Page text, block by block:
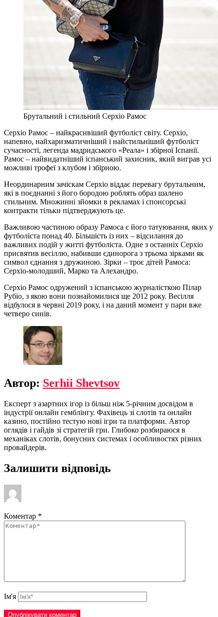
Брутальний і стильний Серхіо Рамос
Серхіо Рамос – найкрасивіший футболіст світу. Серхіо,
напевно, найхаризматичніший і найстильніший футболіст
сучасності, легенда мадридського «Реала» і збірної Іспанії.
Рамос – найвидатніший іспанський захисник, який виграв усі
можливі трофеї з клубом і збірною.
Неординарним зачіскам Серхіо віддає перевагу брутальним,
які в поєднанні з його бородою роблять образ шалено
стильним. Множинні зйомки в рекламах і спонсорські
контракти тільки підтверджують це.
Важливою частиною образу Рамоса є його татуювання, яких у
футболіста понад 40. Більшість із них – відсилання до
важливих подій у житті футболіста. Одне з останніх Серхіо
присвятив весіллю, набивши єдинорога з трьома зірками як
символ єднання з дружиною. Зірки – троє дітей Рамоса:
Серхіо-молодший, Марко та Алехандро.
Серхіо Рамос одружений з іспанською журналісткою Пілар
Рубіо, з якою вони познайомилися ще 2012 року. Весілля
відбулося в червні 2019 року, і на даний момент у пари вже
четверо синів.
Автор: Serhii Shevtsov
Експерт з азартних ігор із більш ніж 5-річним досвідом в
індустрії онлайн гемблінгу. Фахівець зі слотів та онлайн
казино, постійно тестую нові ігри та платформи. Автор
оглядів і гайдів зі стратегій гри. Глибоко розбираюся в
механіках слотів, бонусних системах і особливостях різних
провайдерів.
Залишити відповідь
Коментар *
Ім'я